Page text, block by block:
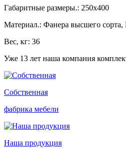
Габаритные размеры.: 250х400
Материал.: Фанера высшего сорта,
Вес, кг: 36
Уже 13 лет наша компания
Собственная
фабрика мебели
Наша продукция